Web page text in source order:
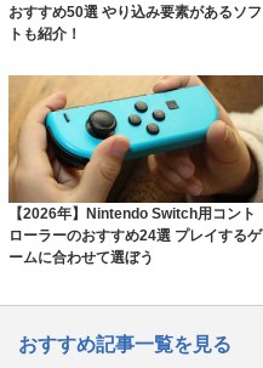
おすすめ50選 やり込み要素があるソフ
トも紹介！
【2026年】Nintendo Switch用コント
ローラーのおすすめ24選 プレイするゲ
ームに合わせて選ぼう
おすすめ記事一覧を見る